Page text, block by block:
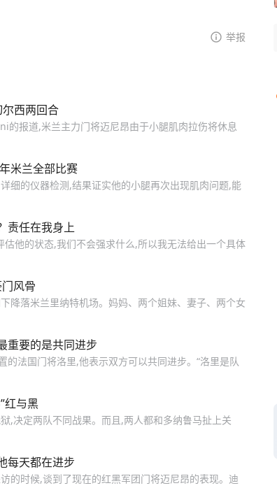
举报
西两回合
报道,米兰主力门将迈尼昂由于小腿肌肉拉伤将休息
米兰全部比赛
细的仪器检测,结果证实他的小腿再次出现肌肉问题,能
责任在我身上
他的状态,我们不会强求什么,所以我无法给出一个具体
风骨
降落米兰里纳特机场。妈妈、两个姐妹、妻子、两个女
重要的是共同进步
法国门将洛里,他表示双方可以共同进步。“洛里是队
红与黑
,决定两队不同战果。而且,两人都和多纳鲁马扯上关
每天都在进步
的时候,谈到了现在的红黑军团门将迈尼昂的表现。迪